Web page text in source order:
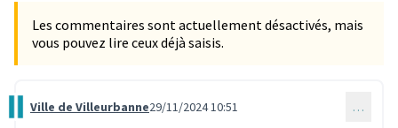
Les commentaires sont actuellement désactivés, mais
vous pouvez lire ceux déjà saisis.
Commentaire 3769
Ville de Villeurbanne29/11/2024 10:51 …